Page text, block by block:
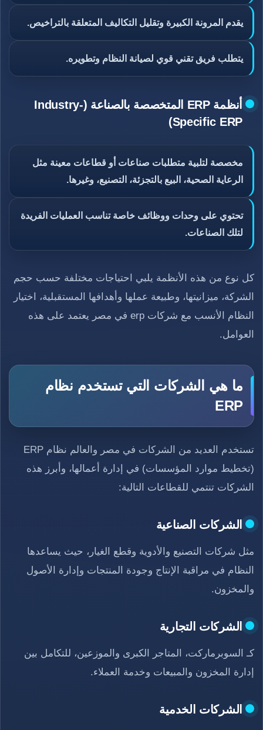
يقدم المرونة الكبيرة وتقليل التكاليف المتعلقة بالتراخيص.
يتطلب فريق تقني قوي لصيانة النظام وتطويره.
أنظمة ERP المتخصصة بالصناعة (Industry-
Specific ERP)
مخصصة لتلبية متطلبات صناعات أو قطاعات معينة مثل
الرعاية الصحية، البيع بالتجزئة، التصنيع، وغيرها.
تحتوي على وحدات ووظائف خاصة تناسب العمليات الفريدة
لتلك الصناعات.
كل نوع من هذه الأنظمة يلبي احتياجات مختلفة حسب حجم
الشركة، ميزانيتها، وطبيعة عملها وأهدافها المستقبلية، اختيار
النظام الأنسب مع شركات erp في مصر يعتمد على هذه
العوامل.
ما هي الشركات التي تستخدم نظام
ERP
تستخدم العديد من الشركات في مصر والعالم نظام ERP
(تخطيط موارد المؤسسات) في إدارة أعمالها، وأبرز هذه
الشركات تنتمي للقطاعات التالية:
الشركات الصناعية
مثل شركات التصنيع والأدوية وقطع الغيار، حيث يساعدها
النظام في مراقبة الإنتاج وجودة المنتجات وإدارة الأصول
والمخزون.
الشركات التجارية
كـ السوبرماركت، المتاجر الكبرى والموزعين، للتكامل بين
إدارة المخزون والمبيعات وخدمة العملاء.
الشركات الخدمية